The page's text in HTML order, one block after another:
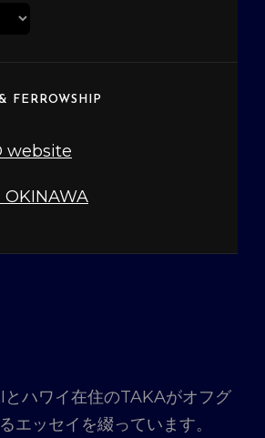
FERROWSHIP
website
ハワイ在住のTAKAがオフグ
エッセイを綴っています。